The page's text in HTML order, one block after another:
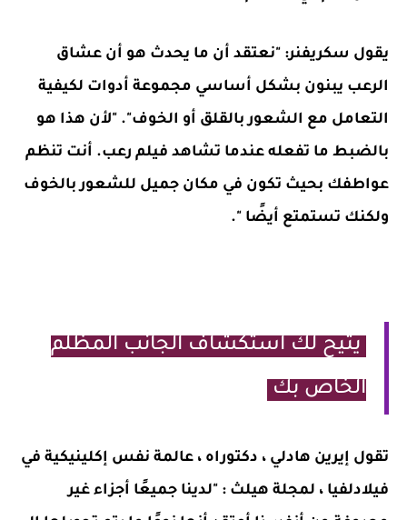
يقول سكريفنر: "نعتقد أن ما يحدث هو أن عشاق
الرعب يبنون بشكل أساسي مجموعة أدوات لكيفية
التعامل مع الشعور بالقلق أو الخوف". "لأن هذا هو
بالضبط ما تفعله عندما تشاهد فيلم رعب. أنت تنظم
عواطفك بحيث تكون في مكان جميل للشعور بالخوف
ولكنك تستمتع أيضًا ".
يتيح لك استكشاف الجانب المظلم
الخاص بك
تقول إيرين هادلي ، دكتوراه ، عالمة نفس إكلينيكية في
فيلادلفيا ، لمجلة هيلث : "لدينا جميعًا أجزاء غير